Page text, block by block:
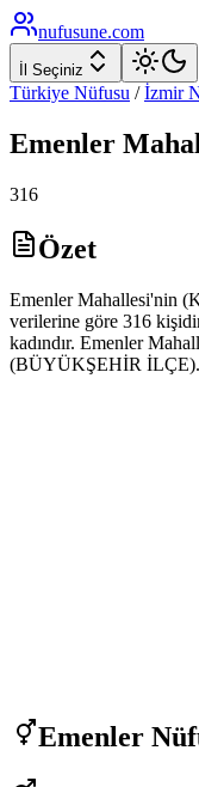
nufusune.com
İl Seçiniz
Türkiye Nüfusu / İzmir
Emenler
316
Özet
Emenler Mahallesi'nin
verilerine göre 316
kadındır. Emenler
(BÜYÜKŞEHİR İLÇE).
Emenler